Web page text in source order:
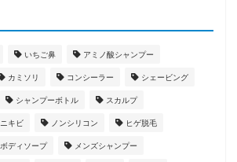
いちご鼻 アミノ酸シャンプー
カミソリ コンシーラー シェービング
シャンプーボトル スカルプ
ニキビ ノンシリコン ヒゲ脱毛
ボディソープ メンズシャンプー